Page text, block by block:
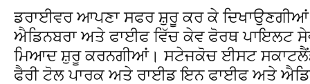
ਡਰਾਈਵਰ ਆਪਣਾ ਸਫਰ ਸ਼ੁਰੂ ਕਰ ਕੇ
ਐਡਿਨਬਰਾ ਅਤੇ ਫਾਈਫ ਵਿੱਚ ਕੇਵ ਫੋਰਥ ਪਾਇਲਟ
ਮਿਆਦ ਸ਼ੁਰੂ ਕਰਨਗੀਆਂ। ਸਟੇਜਕੋਚ ਈਸਟ
ਫੈਰੀ ਟੋਲ ਪਾਰਕ ਅਤੇ ਰਾਈਡ ਇਨ ਫਾਈਫ ਅਤੇ